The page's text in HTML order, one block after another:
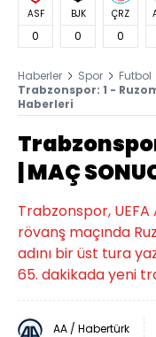
ASF
0
BJK
0
ÇRZ
0
Haberler Spor Futbol
Trabzonspor: 1 -
Haberleri
| MAÇ
Trabzonspor,
rövanş maçında
adını bir üst tura
65. dakikada yeni
AA / Habertürk